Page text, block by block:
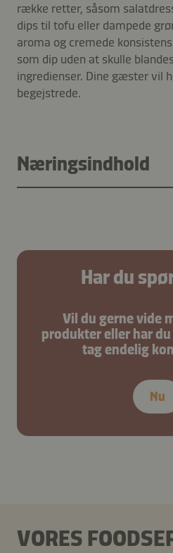
række retter, såsom
dips til tofu eller dampede
aroma og cremede
som dip uden at skulle
ingredienser. Dine gæster vil
begejstrede.
Næringsindhold
Har du
Vil du gerne vide
produkter eller har du
tag endelig
Nu
VORES